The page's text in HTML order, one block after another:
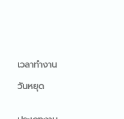
เวลาทำงาน
วันหยุด